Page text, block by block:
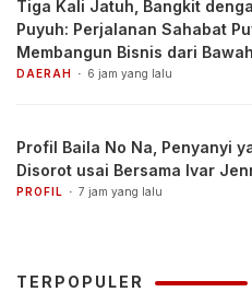
Tiga Kali Jatuh, Bangkit
Puyuh: Perjalanan Sahabat
Membangun Bisnis dari Bawah
DAERAH 6 jam yang lalu
Profil Baila No Na, Penyanyi
Disorot usai Bersama Ivar
PROFIL 7 jam yang lalu
TERPOPULER